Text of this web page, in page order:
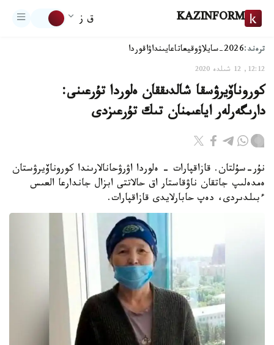
KAZINFORM ق ز
ترەند:2026-سايلاۋ وقيعاتاعايىنداۋاقوردا
12:12, 12 شىلدە 2020
كوروناۆيرۋسقا شالدىققان ەلوردا تۇرعىنى:
دارىگەرلەر اياعىمنان تىك تۇرعىزدى
نۇر-سۇلتان. قازاقپارات - ەلوردا اۋرۋحانالارىندا كوروناۆيرۋستان
ەمدەلىپ جاتقان ناۋقاستار اق حالاتتى ابزال جاندارعا العىس
ءبىلدىردى، دەپ حابارلايدى قازاقپارات.